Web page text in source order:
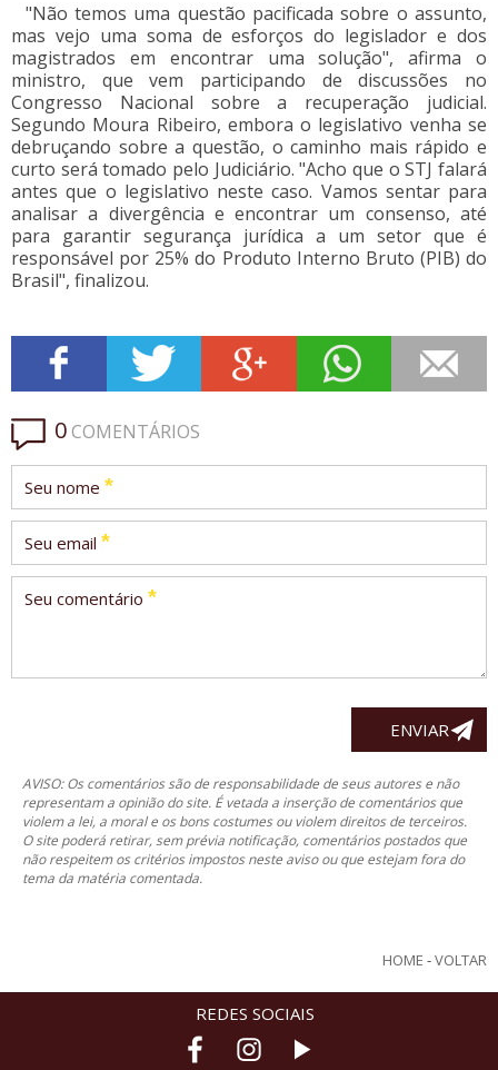
"Não temos uma questão pacificada sobre o assunto,
mas vejo uma soma de esforços do legislador e dos
magistrados em encontrar uma solução", afirma o
ministro, que vem participando de discussões no
Congresso Nacional sobre a recuperação judicial.
Segundo Moura Ribeiro, embora o legislativo venha se
debruçando sobre a questão, o caminho mais rápido e
curto será tomado pelo Judiciário. "Acho que o STJ falará
antes que o legislativo neste caso. Vamos sentar para
analisar a divergência e encontrar um consenso, até
para garantir segurança jurídica a um setor que é
responsável por 25% do Produto Interno Bruto (PIB) do
Brasil", finalizou.
0COMENTÁRIOS
Seu nome *
Seu email *
Seu comentário *
AVISO: Os comentários são de responsabilidade de seus autores e não
representam a opinião do site. É vetada a inserção de comentários que
violem a lei, a moral e os bons costumes ou violem direitos de terceiros.
O site poderá retirar, sem prévia notificação, comentários postados que
não respeitem os critérios impostos neste aviso ou que estejam fora do
tema da matéria comentada.
HOME -VOLTAR
REDES SOCIAIS